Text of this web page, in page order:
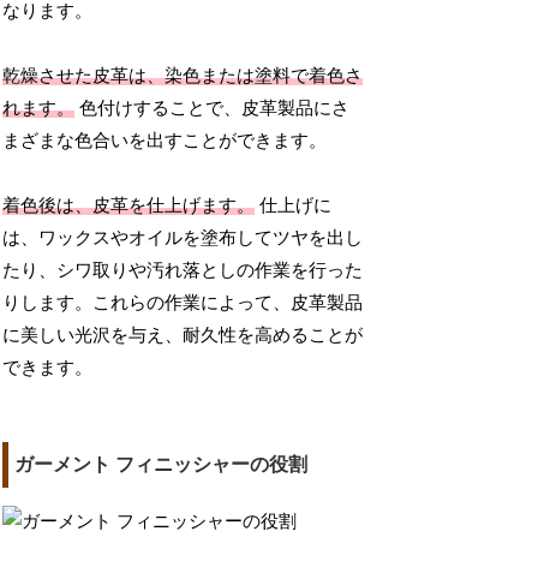
なります。
乾燥させた皮革は、染色または塗料で着色さ
れます。 色付けすることで、皮革製品にさ
まざまな色合いを出すことができます。
着色後は、皮革を仕上げます。 仕上げに
は、ワックスやオイルを塗布してツヤを出し
たり、シワ取りや汚れ落としの作業を行った
りします。これらの作業によって、皮革製品
に美しい光沢を与え、耐久性を高めることが
できます。
ガーメント フィニッシャーの役割